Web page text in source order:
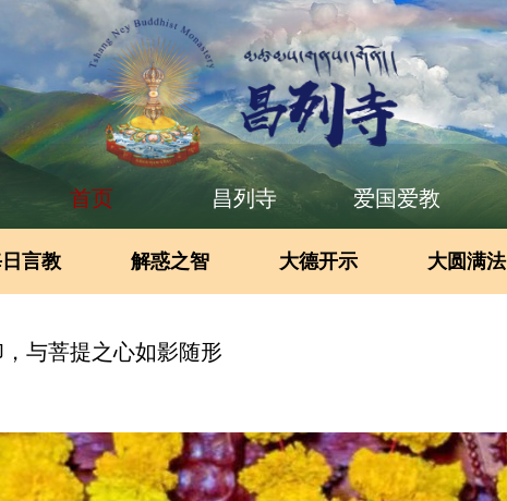
首页 昌列寺 爱国爱教
言教 解惑之智 大德开示 大圆满法
与菩提之心如影随形